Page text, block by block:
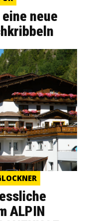
neue
ALPIN